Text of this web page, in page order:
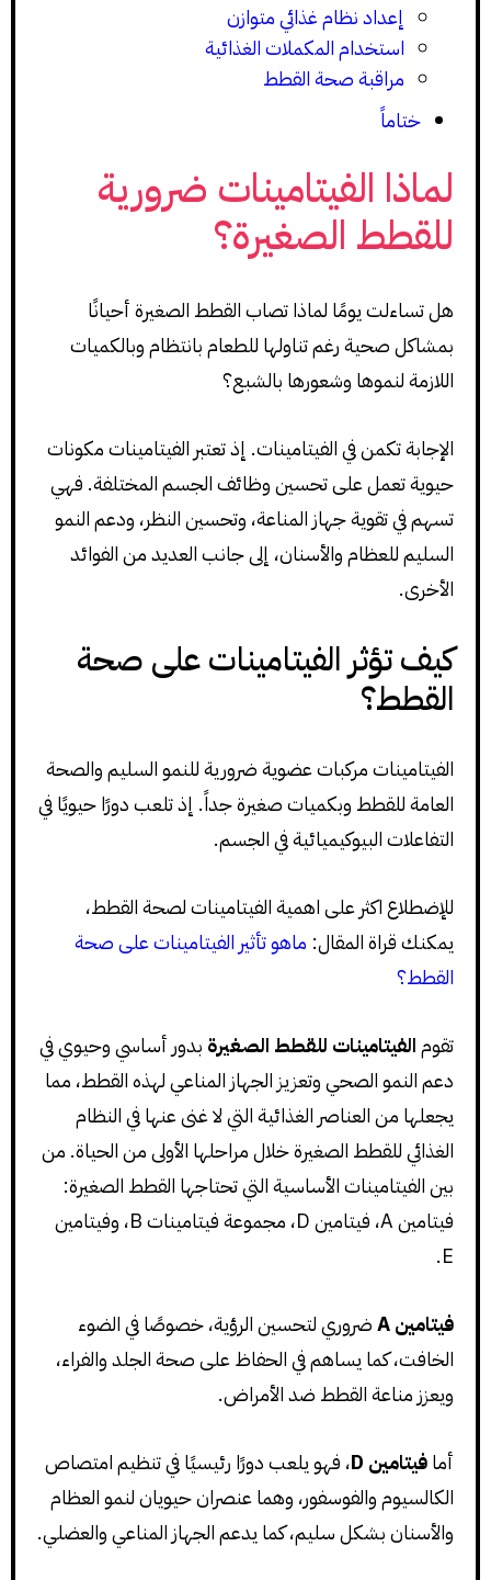
إعداد نظام غذائي متوازن
استخدام المكملات الغذائية
مراقبة صحة القطط
ختاماً
لماذا الفيتامينات ضرورية
للقطط الصغيرة؟
هل تساءلت يومًا لماذا تصاب القطط الصغيرة أحيانًا
بمشاكل صحية رغم تناولها للطعام بانتظام وبالكميات
اللازمة لنموها وشعورها بالشبع؟
الإجابة تكمن في الفيتامينات. إذ تعتبر الفيتامينات مكونات
حيوية تعمل على تحسين وظائف الجسم المختلفة. فهي
تسهم في تقوية جهاز المناعة، وتحسين النظر، ودعم النمو
السليم للعظام والأسنان، إلى جانب العديد من الفوائد
الأخرى.
كيف تؤثر الفيتامينات على صحة
القطط؟
الفيتامينات مركبات عضوية ضرورية للنمو السليم والصحة
العامة للقطط وبكميات صغيرة جداً. إذ تلعب دورًا حيويًا في
التفاعلات البيوكيميائية في الجسم.
للإضطلاع اكثر على اهمية الفيتامينات لصحة القطط،
يمكنك قراة المقال: ماهو تأثير الفيتامينات على صحة
القطط؟
تقومالفيتامينات للقطط الصغيرة بدور أساسي وحيوي في
دعم النمو الصحي وتعزيز الجهاز المناعي لهذه القطط، مما
يجعلها من العناصر الغذائية التي لا غنى عنها في النظام
الغذائي للقطط الصغيرة خلال مراحلها الأولى من الحياة. من
بين الفيتامينات الأساسية التي تحتاجها القطط الصغيرة:
فيتامين A، فيتامين D، مجموعة فيتامينات B، وفيتامين
E.
فيتامين A
ضروري لتحسين الرؤية، خصوصًا في الضوء
الخافت، كما يساهم في الحفاظ على صحة الجلد والفراء،
ويعزز مناعة القطط ضد الأمراض.
أمافيتامين D
، فهو يلعب دورًا رئيسيًا في تنظيم امتصاص
الكالسيوم والفوسفور، وهما عنصران حيويان لنمو العظام
والأسنان بشكل سليم، كما يدعم الجهاز المناعي والعضلي.